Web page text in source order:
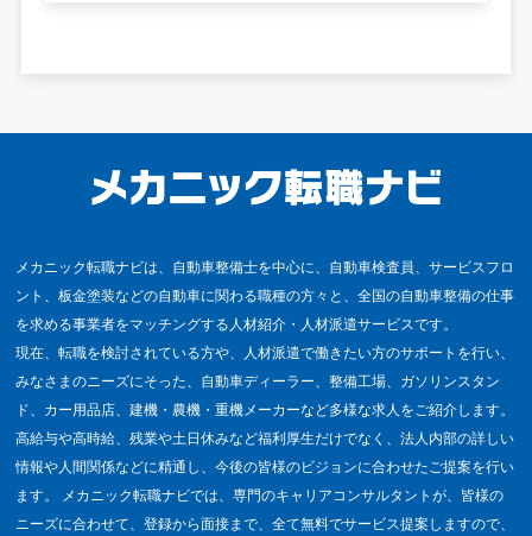
メカニック転職ナビは、自動車整備士を中心に、自動車検査員、サービスフロ
ント、板金塗装などの自動車に関わる職種の方々と、全国の自動車整備の仕事
を求める事業者をマッチングする人材紹介・人材派遣サービスです。
現在、転職を検討されている方や、人材派遣で働きたい方のサポートを行い、
みなさまのニーズにそった、自動車ディーラー、整備工場、ガソリンスタン
ド、カー用品店、建機・農機・重機メーカーなど多様な求人をご紹介します。
高給与や高時給、残業や土日休みなど福利厚生だけでなく、法人内部の詳しい
情報や人間関係などに精通し、今後の皆様のビジョンに合わせたご提案を行い
ます。 メカニック転職ナビでは、専門のキャリアコンサルタントが、皆様の
ニーズに合わせて、登録から面接まで、全て無料でサービス提案しますので、